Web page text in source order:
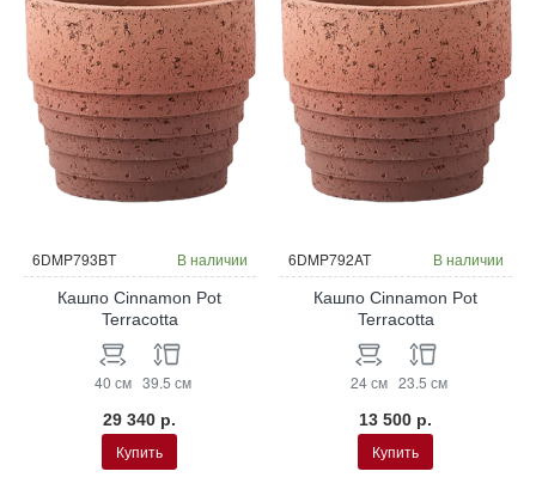
6DMP793BT В наличии
Кашпо Cinnamon Pot
Terracotta
40 см 39.5 см
29 340 р.
Купить
6DMP792AT В наличии
Кашпо Cinnamon Pot
Terracotta
24 см 23.5 см
13 500 р.
Купить